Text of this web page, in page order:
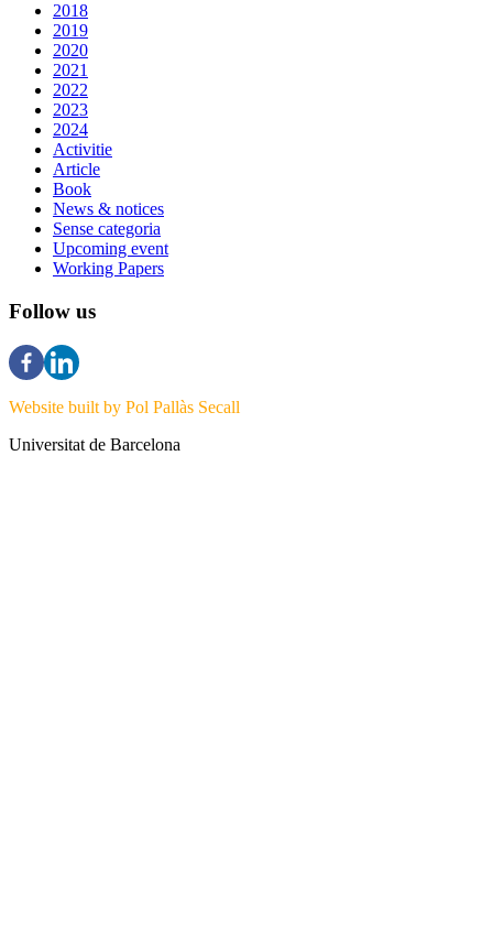
2018
2019
2020
2021
2022
2023
2024
Activitie
Article
Book
News & notices
Sense categoria
Upcoming event
Working Papers
Follow us
Website built by Pol Pallàs Secall
Universitat de Barcelona